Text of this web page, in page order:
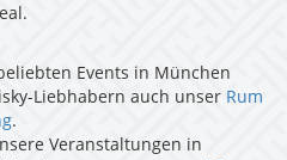
Events in München
Liebhabern auch unser Rum
.
Veranstaltungen in